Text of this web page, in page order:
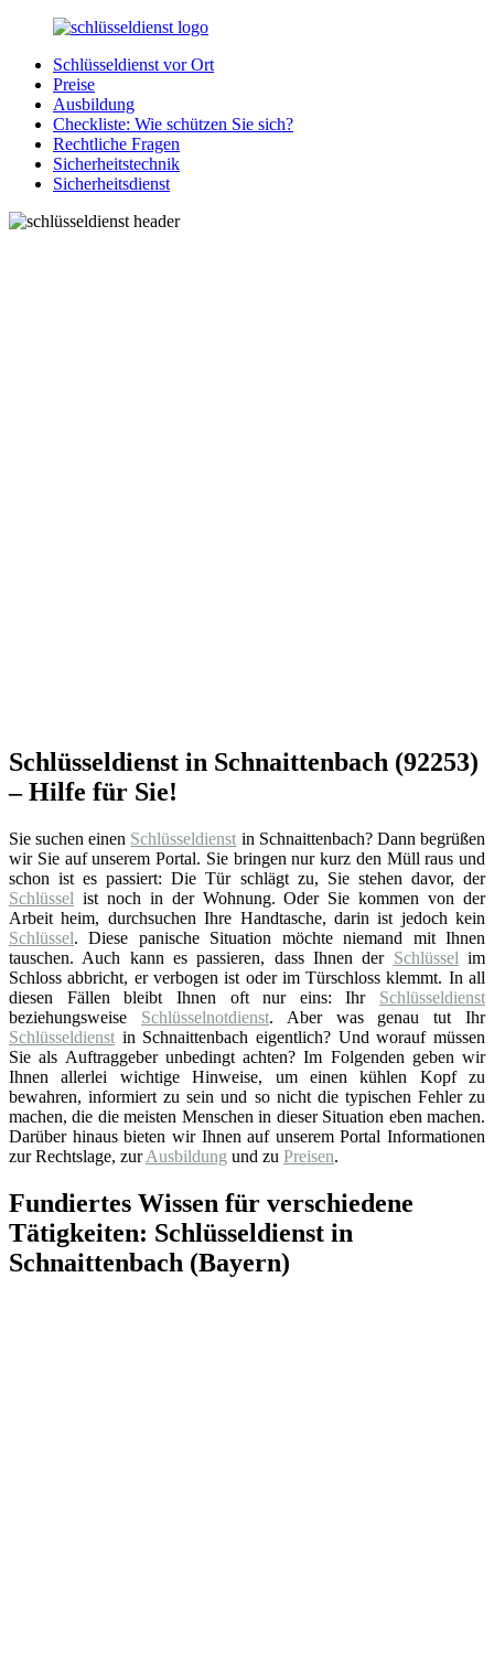
Zurück
Inhalt
SchluesseldienstDirekt.de
Ihre
Notlage
wird
gelöst!
Schlüsseldienst vor Ort
Preise
Ausbildung
Checkliste: Wie schützen Sie sich?
Rechtliche Fragen
Sicherheitstechnik
Sicherheitsdienst
Schlüsseldienst in Schnaittenbach (92253)
– Hilfe für Sie!
Sie suchen einen Schlüsseldienst in Schnaittenbach? Dann begrüßen
wir Sie auf unserem Portal. Sie bringen nur kurz den Müll raus und
schon ist es passiert: Die Tür schlägt zu, Sie stehen davor, der
Schlüssel ist noch in der Wohnung. Oder Sie kommen von der
Arbeit heim, durchsuchen Ihre Handtasche, darin ist jedoch kein
Schlüssel. Diese panische Situation möchte niemand mit Ihnen
tauschen. Auch kann es passieren, dass Ihnen der Schlüssel im
Schloss abbricht, er verbogen ist oder im Türschloss klemmt. In all
diesen Fällen bleibt Ihnen oft nur eins: Ihr Schlüsseldienst
beziehungsweise Schlüsselnotdienst. Aber was genau tut Ihr
Schlüsseldienst in Schnaittenbach eigentlich? Und worauf müssen
Sie als Auftraggeber unbedingt achten? Im Folgenden geben wir
Ihnen allerlei wichtige Hinweise, um einen kühlen Kopf zu
bewahren, informiert zu sein und so nicht die typischen Fehler zu
machen, die die meisten Menschen in dieser Situation eben machen.
Darüber hinaus bieten wir Ihnen auf unserem Portal Informationen
zur Rechtslage, zurAusbildung und zu Preisen.
Fundiertes Wissen für verschiedene
Tätigkeiten: Schlüsseldienst in
Schnaittenbach (Bayern)